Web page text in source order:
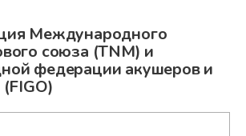
Международного
союза (TNM) и
федерации акушеров и